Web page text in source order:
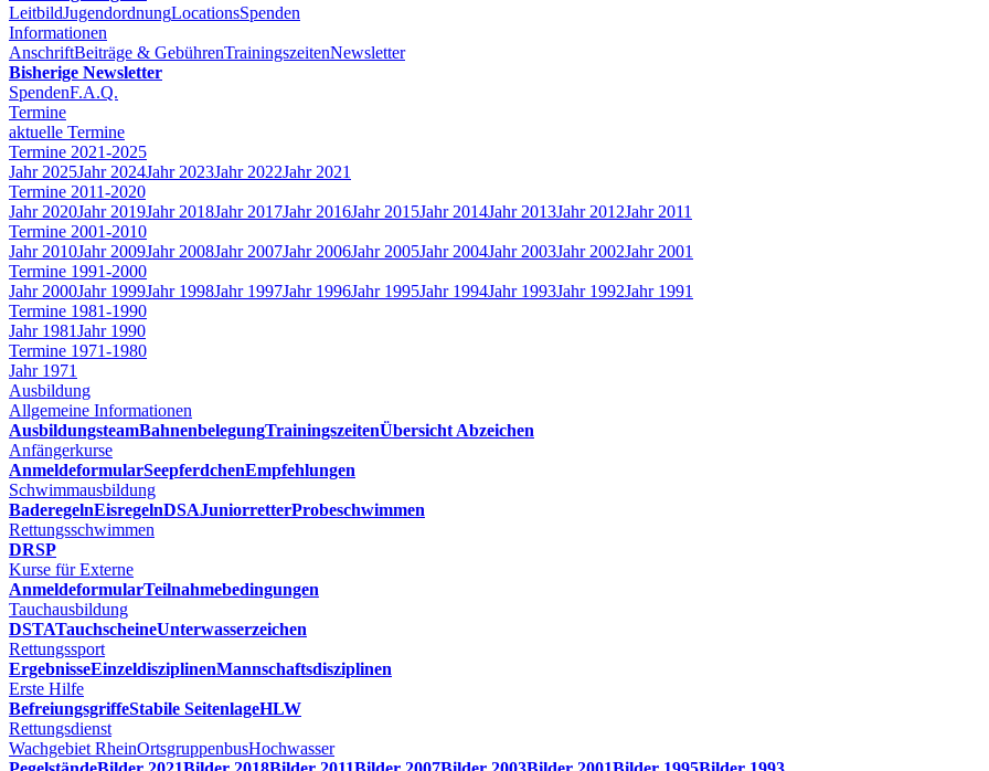
LeitbildJugendordnungLocationsSpenden
Informationen
AnschriftBeiträge & GebührenTrainingszeitenNewsletter
Bisherige Newsletter
SpendenF.A.Q.
Termine
aktuelle Termine
Termine 2021-2025
Jahr 2025Jahr 2024Jahr 2023Jahr 2022Jahr 2021
Termine 2011-2020
Jahr 2020Jahr 2019Jahr 2018Jahr 2017Jahr 2016Jahr 2015Jahr 2014Jahr 2013Jahr 2012Jahr 2011
Termine 2001-2010
Jahr 2010Jahr 2009Jahr 2008Jahr 2007Jahr 2006Jahr 2005Jahr 2004Jahr 2003Jahr 2002Jahr 2001
Termine 1991-2000
Jahr 2000Jahr 1999Jahr 1998Jahr 1997Jahr 1996Jahr 1995Jahr 1994Jahr 1993Jahr 1992Jahr 1991
Termine 1981-1990
Jahr 1981Jahr 1990
Termine 1971-1980
Jahr 1971
Ausbildung
Allgemeine Informationen
AusbildungsteamBahnenbelegungTrainingszeitenÜbersicht Abzeichen
Anfängerkurse
AnmeldeformularSeepferdchenEmpfehlungen
Schwimmausbildung
BaderegelnEisregelnDSAJuniorretterProbeschwimmen
Rettungsschwimmen
DRSP
Kurse für Externe
AnmeldeformularTeilnahmebedingungen
Tauchausbildung
DSTATauchscheineUnterwasserzeichen
Rettungssport
ErgebnisseEinzeldisziplinenMannschaftsdisziplinen
Erste Hilfe
BefreiungsgriffeStabile SeitenlageHLW
Rettungsdienst
Wachgebiet RheinOrtsgruppenbusHochwasser